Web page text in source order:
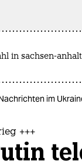
in sachsen-anhalt
im
+++